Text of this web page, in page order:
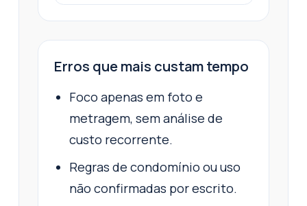
Erros que mais custam tempo
Foco apenas em foto e
metragem, sem análise de
custo recorrente.
Regras de condomínio ou uso
não confirmadas por escrito.